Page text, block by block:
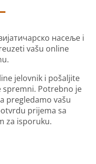
насеље i
vašu online
jelovnik i pošaljite
Potrebno je
pregledamo vašu
prijema sa
za isporuku.